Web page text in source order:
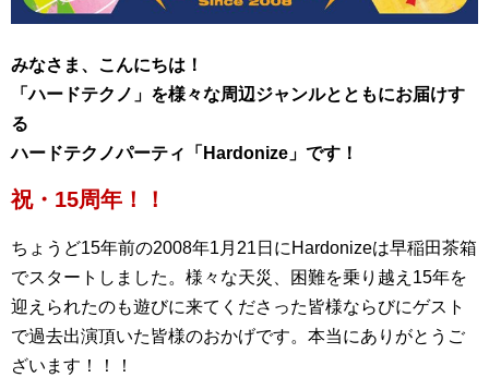
みなさま、こんにちは！
「ハードテクノ」を様々な周辺ジャンルとともにお届けす
る
ハードテクノパーティ「Hardonize」です！
祝・15周年！！
ちょうど15年前の2008年1月21日にHardonizeは早稲田茶箱
でスタートしました。様々な天災、困難を乗り越え15年を
迎えられたのも遊びに来てくださった皆様ならびにゲスト
で過去出演頂いた皆様のおかげです。本当にありがとうご
ざいます！！！